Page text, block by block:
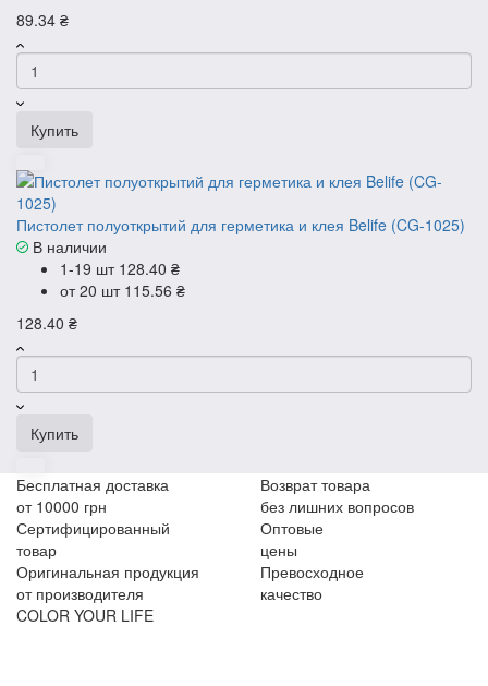
89.34 ₴
Купить
Пистолет полуоткрытий для герметика и клея Belife (CG-1025)
В наличии
1-19 шт 128.40 ₴
от 20 шт 115.56 ₴
128.40 ₴
Купить
Бесплатная доставка
от 10000 грн
Возврат товара
без лишних вопросов
Сертифицированный
товар
Оптовые
цены
Оригинальная продукция
от производителя
Превосходное
качество
COLOR YOUR LIFE